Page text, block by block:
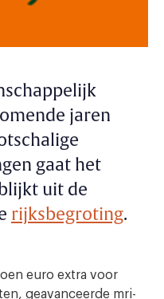
jaren
gaat het
uit de
rijksbegroting.
euro extra voor
geavanceerde mri-